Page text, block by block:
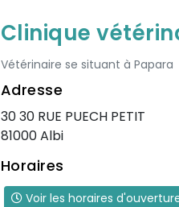
Clinique
Vétérinaire se situant à Papara
Adresse
30 30 RUE PUECH PETIT
81000 Albi
Horaires
Voir les horaires